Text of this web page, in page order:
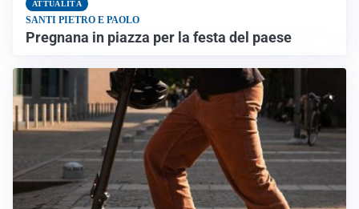
ATTUALITÀ
SANTI PIETRO E PAOLO
Pregnana in piazza per la festa del paese